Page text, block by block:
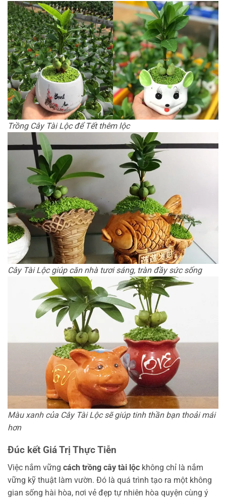
Trồng Cây Tài Lộc để Tết thêm lộc
Cây Tài Lộc giúp căn nhà tươi sáng, tràn đầy sức sống
Màu xanh của Cây Tài Lộc sẽ giúp tinh thần bạn thoải mái
hơn
Đúc kết Giá Trị Thực Tiễn
Việc nắm vững cách trồng cây tài lộc không chỉ là nắm
vững kỹ thuật làm vườn. Đó là quá trình tạo ra một không
gian sống hài hòa, nơi vẻ đẹp tự nhiên hòa quyện cùng ý